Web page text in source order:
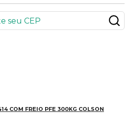
COM FREIO PFE 300KG COLSON